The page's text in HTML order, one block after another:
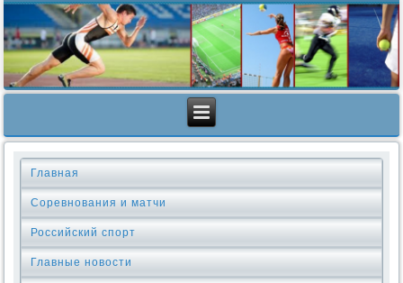
Главная
Соревнования и матчи
Российский спорт
Главные новости